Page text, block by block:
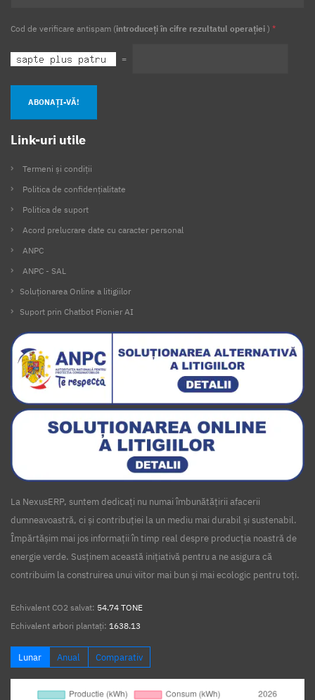
Cod de verificare antispam (introduceți în cifre rezultatul operației ) *
=
ABONAȚI-VĂ!
Link-uri utile
Termeni și condiții
Politica de confidențialitate
Politica de suport
Acord prelucrare date cu caracter personal
ANPC
ANPC - SAL
Soluționarea Online a litigiilor
Suport prin Chatbot Pionier AI
La NexusERP, suntem dedicați nu numai îmbunătățirii afacerii
dumneavoastră, ci și contribuției la un mediu mai durabil și sustenabil.
Împărtășim mai jos informații în timp real despre producția noastră de
energie verde. Susținem această inițiativă pentru a ne asigura că
contribuim la construirea unui viitor mai bun și mai ecologic pentru toți.
Echivalent CO2 salvat: 54.74 TONE
Echivalent arbori plantați: 1638.13
Lunar Anual Comparativ